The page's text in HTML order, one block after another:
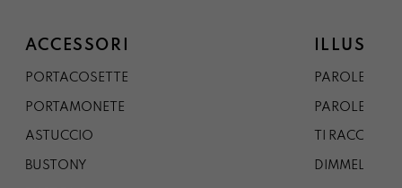
ACCESSORI
PORTACOSETTE
PORTAMONETE
ASTUCCIO
BUSTONY
PAROLE DAL
PAROLE DA
TI
DIMMELO